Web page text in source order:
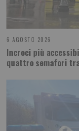
6 AGOSTO 2026
Incroci più
quattro semafori